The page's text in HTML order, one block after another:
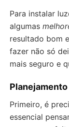
Para instalar
algumas
resultado bom
fazer não só
mais seguro e
Primeiro, é
essencial